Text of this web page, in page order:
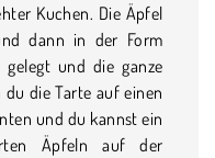
Kuchen. Die Äpfel
dann in der Form
gelegt und die ganze
die Tarte auf einen
und du kannst ein
Äpfeln auf der